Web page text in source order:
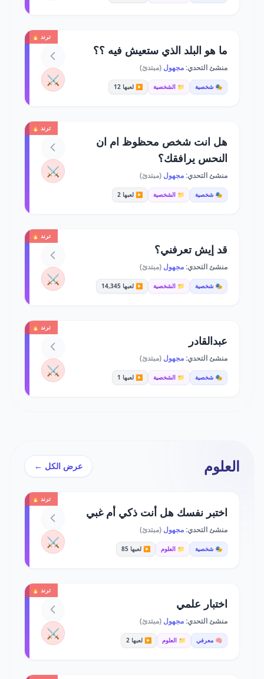
ترند 🔥
ما هو البلد الذي ستعيش فيه ؟؟
منشئ التحدي:مجهول (مبتدئ)
🎭 شخصية 📁 الشخصية ▶️ لعبها 12 ⚔️
ترند 🔥
هل انت شخص محظوظ ام ان
النحس يرافقك؟
منشئ التحدي:مجهول (مبتدئ)
🎭 شخصية 📁 الشخصية ▶️ لعبها 2
⚔️
ترند 🔥
قد إيش تعرفني؟
منشئ التحدي:مجهول (مبتدئ)
🎭 شخصية 📁 الشخصية ▶️ لعبها 14,345 ⚔️
ترند 🔥
عبدالقادر
منشئ التحدي:مجهول (مبتدئ)
🎭 شخصية 📁 الشخصية ▶️ لعبها 1 ⚔️
العلوم عرض الكل ←
ترند 🔥
اختبر نفسك هل أنت ذكي أم غبي
منشئ التحدي:مجهول (مبتدئ)
🎭 شخصية 📁 العلوم ▶️ لعبها 85 ⚔️
ترند 🔥
اختبار علمي
منشئ التحدي:مجهول (مبتدئ)
🧠 معرفي 📁 العلوم ▶️ لعبها 2 ⚔️